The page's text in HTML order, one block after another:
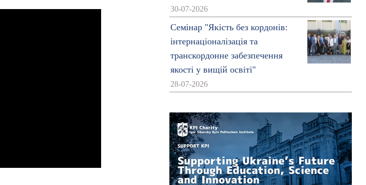
30-07-2026
Семінар "Якість без кордонів:
інтернаціоналізація та
транскордонне забезпечення
якості у вищій освіті"
28-07-2026